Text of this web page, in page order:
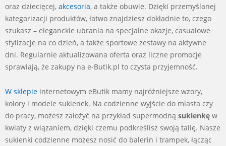
oraz dziecięcej, akcesoria, a także obuwie. Dzięki przemyślanej
kategorizacji produktów, łatwo znajdziesz dokładnie to, czego
szukasz – eleganckie ubrania na specjalne okazje, casualowe
stylizacje na co dzień, a także sportowe zestawy na aktywne
dni. Regularnie aktualizowana oferta oraz liczne promocje
sprawiają, że zakupy na e-Butik.pl to czysta przyjemność.
W sklepie internetowym eButik mamy najróżniejsze wzory,
kolory i modele sukienek. Na codzienne wyjście do miasta czy
do pracy, możesz założyć na przykład supermodną sukienkę w
kwiaty z wiązaniem, dzięki czemu podkreślisz swoją talię. Nasze
sukienki codzienne możesz nosić do balerin i trampek, łącząc